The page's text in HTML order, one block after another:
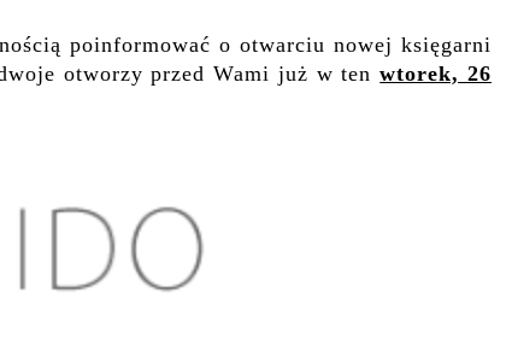
poinformować o otwarciu nowej księgarni
otworzy przed Wami już w tenwtorek, 26